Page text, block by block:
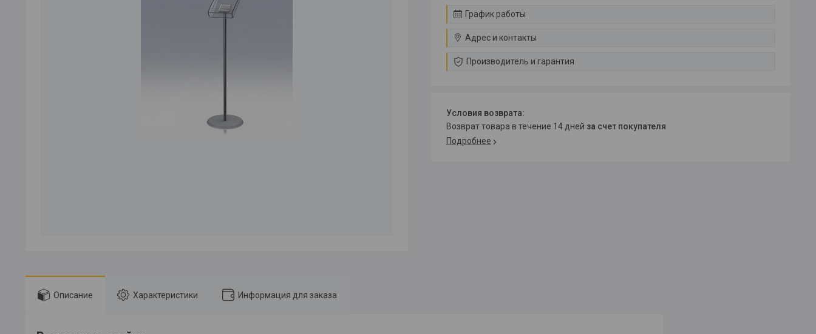
График работы
Адрес и контакты
Производитель и гарантия
возврат товара в течение 14 дней за счет покупателя
Подробнее
Описание Характеристики Информация для заказа